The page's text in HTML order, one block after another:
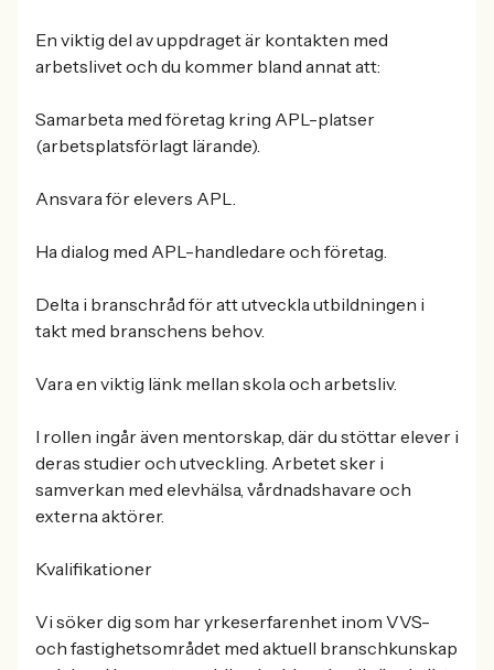
En viktig del av uppdraget är kontakten med
arbetslivet och du kommer bland annat att:
Samarbeta med företag kring APL-platser
(arbetsplatsförlagt lärande).
Ansvara för elevers APL.
Ha dialog med APL-handledare och företag.
Delta i branschråd för att utveckla utbildningen i
takt med branschens behov.
Vara en viktig länk mellan skola och arbetsliv.
I rollen ingår även mentorskap, där du stöttar elever i
deras studier och utveckling. Arbetet sker i
samverkan med elevhälsa, vårdnadshavare och
externa aktörer.
Kvalifikationer
Vi söker dig som har yrkeserfarenhet inom VVS-
och fastighetsområdet med aktuell branschkunskap